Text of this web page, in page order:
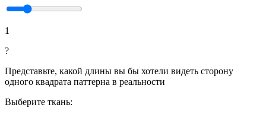
1
?
Представьте, какой длины вы бы хотели видеть сторону
одного квадрата паттерна в реальности
Выберите ткань: